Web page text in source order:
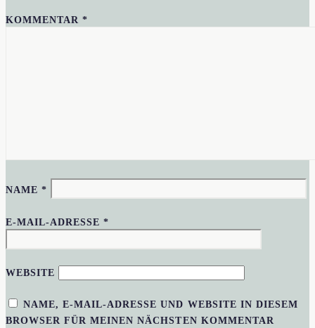
KOMMENTAR*
NAME*
E-MAIL-ADRESSE*
WEBSITE
NAME, E-MAIL-ADRESSE UND WEBSITE IN DIESEM
BROWSER FÜR MEINEN NÄCHSTEN KOMMENTAR